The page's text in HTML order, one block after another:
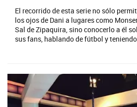
El recorrido de esta serie no sólo
los ojos de Dani a lugares como
Sal de Zipaquira, sino conocerlo a él
sus fans, hablando de fútbol y teniendo